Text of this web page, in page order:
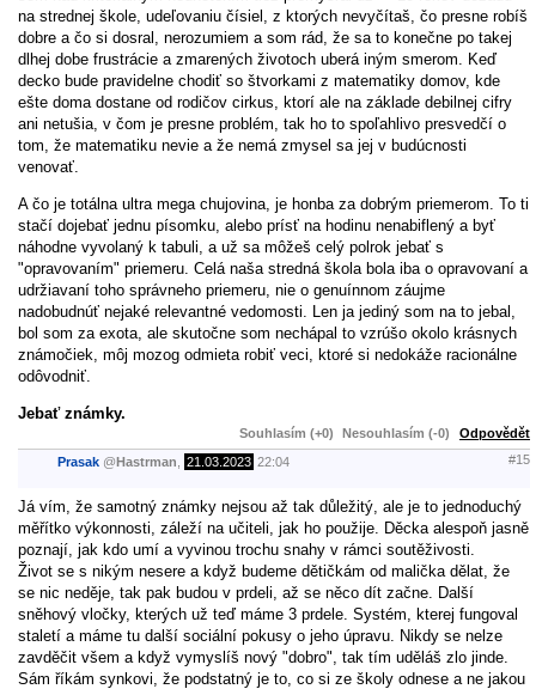
na strednej škole, udeľovaniu čísiel, z ktorých nevyčítaš, čo presne robíš
dobre a čo si dosral, nerozumiem a som rád, že sa to konečne po takej
dlhej dobe frustrácie a zmarených životoch uberá iným smerom. Keď
decko bude pravidelne chodiť so štvorkami z matematiky domov, kde
ešte doma dostane od rodičov cirkus, ktorí ale na základe debilnej cifry
ani netušia, v čom je presne problém, tak ho to spoľahlivo presvedčí o
tom, že matematiku nevie a že nemá zmysel sa jej v budúcnosti
venovať.
A čo je totálna ultra mega chujovina, je honba za dobrým priemerom. To ti
stačí dojebať jednu písomku, alebo prísť na hodinu nenabiflený a byť
náhodne vyvolaný k tabuli, a už sa môžeš celý polrok jebať s
"opravovaním" priemeru. Celá naša stredná škola bola iba o opravovaní a
udržiavaní toho správneho priemeru, nie o genuínnom záujme
nadobudnúť nejaké relevantné vedomosti. Len ja jediný som na to jebal,
bol som za exota, ale skutočne som nechápal to vzrúšo okolo krásnych
známočiek, môj mozog odmieta robiť veci, ktoré si nedokáže racionálne
odôvodniť.
Jebať známky.
Souhlasím (+0) Nesouhlasím (-0) Odpovědět
Prasak @Hastrman 21.03.2023 22:04 #15
Já vím, že samotný známky nejsou až tak důležitý, ale je to jednoduchý
měřítko výkonnosti, záleží na učiteli, jak ho použije. Děcka alespoň jasně
poznají, jak kdo umí a vyvinou trochu snahy v rámci soutěživosti.
Život se s nikým nesere a když budeme dětičkám od malička dělat, že
se nic neděje, tak pak budou v prdeli, až se něco dít začne. Další
sněhový vločky, kterých už teď máme 3 prdele. Systém, kterej fungoval
staletí a máme tu další sociální pokusy o jeho úpravu. Nikdy se nelze
zavděčit všem a když vymyslíš nový "dobro", tak tím uděláš zlo jinde.
Sám říkám synkovi, že podstatný je to, co si ze školy odnese a ne jakou